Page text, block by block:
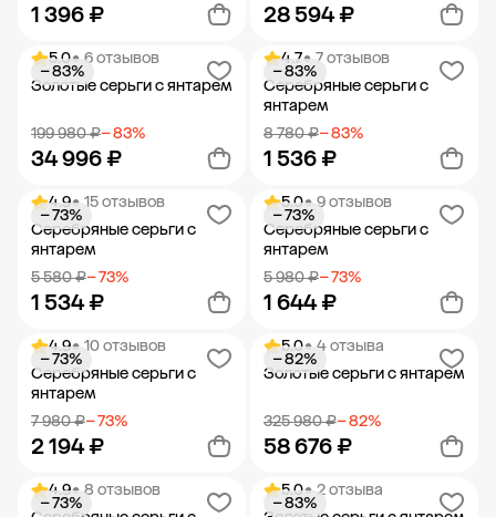
1 396 ₽
Добавить в корзину
28 594 ₽
Добавить в корзину
5.0• 6 отзывов
Золотые серьги с янтарем
199 980 ₽− 83%
34 996 ₽
− 83%
Добавить в корзину
4.7• 7 отзывов
Серебряные серьги с
янтарем
8 780 ₽− 83%
1 536 ₽
− 83%
Добавить в корзину
4.9• 15 отзывов
Серебряные серьги с
янтарем
5 580 ₽− 73%
1 534 ₽
− 73%
Добавить в корзину
5.0• 9 отзывов
Серебряные серьги с
янтарем
5 980 ₽− 73%
1 644 ₽
− 73%
Добавить в корзину
4.9• 10 отзывов
Серебряные серьги с
янтарем
7 980 ₽− 73%
2 194 ₽
− 73%
Добавить в корзину
5.0• 4 отзыва
Золотые серьги с янтарем
325 980 ₽− 82%
58 676 ₽
− 82%
Добавить в корзину
4.9• 8 отзывов
− 73%
5.0• 2 отзыва
− 83%